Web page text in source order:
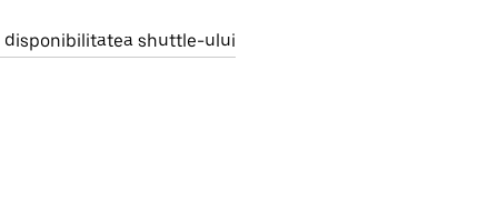
disponibilitatea shuttle-ului